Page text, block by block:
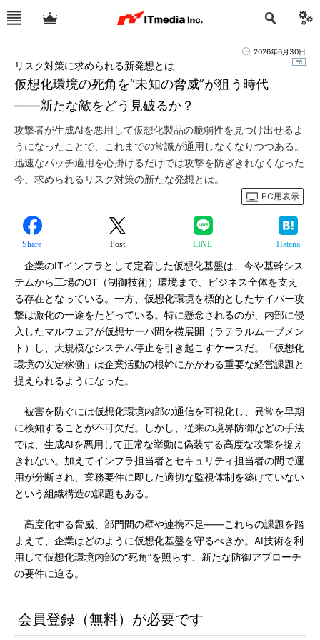
2026年6月30日
仮想化環境の死角を“未知の脅威”が狙う時代
――新たな敵をどう見破るか？
リスク対策に求められる新発想とは
攻撃者が生成AIを悪用して仮想化製品の脆弱性を見つけ出せるよ
うになったことで、これまでの常識が通用しなくなりつつある。
迅速なパッチ適用を心掛けるだけでは攻撃を防ぎきれなくなった
今、求められるリスク対策の新たな発想とは。
PC用表示
Share Post LINE Hatena
企業のITインフラとして定着した仮想化基盤は、今や基幹シス
テムから工場のOT（制御技術）環境まで、ビジネス全体を支え
る存在となっている。一方、仮想化環境を標的としたサイバー攻
撃は激化の一途をたどっている。特に懸念されるのが、内部に侵
入したマルウェアが仮想サーバ間を横展開（ラテラルムーブメン
ト）し、大規模なシステム停止を引き起こすケースだ。「仮想化
環境の安定稼働」は企業活動の根幹にかかわる重要な経営課題と
捉えられるようになった。
被害を防ぐには仮想化環境内部の通信を可視化し、異常を早期
に検知することが不可欠だ。しかし、従来の境界防御などの手法
では、生成AIを悪用して正常な挙動に偽装する高度な攻撃を捉え
きれない。加えてインフラ担当者とセキュリティ担当者の間で運
用が分断され、業務要件に即した適切な監視体制を築けていない
という組織構造の課題もある。
高度化する脅威、部門間の壁や連携不足――これらの課題を踏
まえて、企業はどのように仮想化基盤を守るべきか。AI技術を利
用して仮想化環境内部の“死角”を照らす、新たな防御アプローチ
の要件に迫る。
会員登録（無料）が必要です